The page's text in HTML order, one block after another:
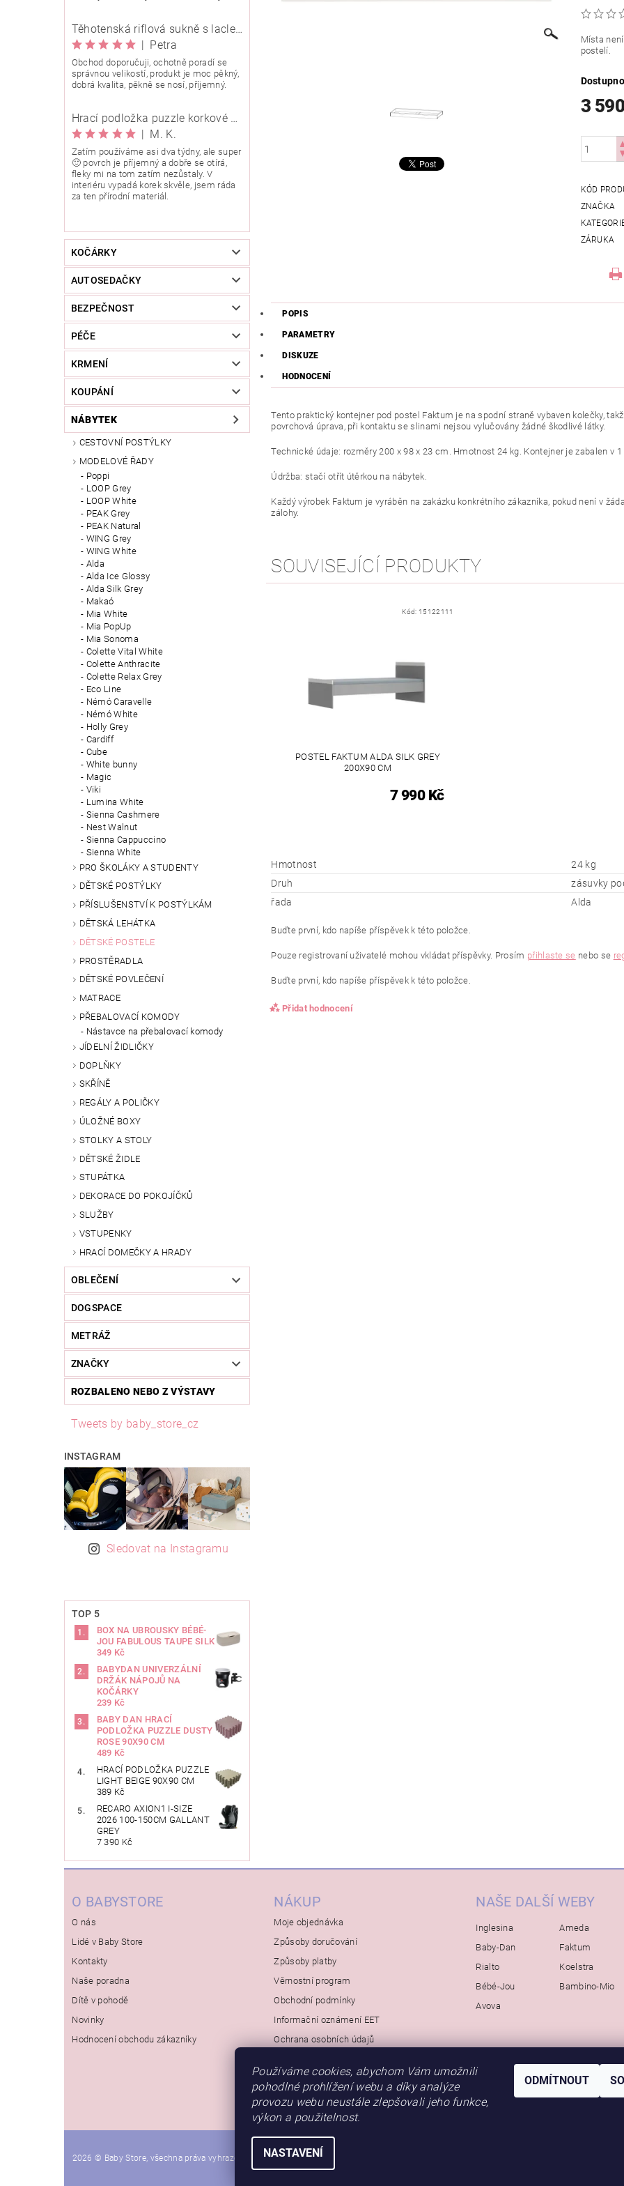
Těhotenská riflová sukně s laclem Rialto Wingles 01753
| Petra
Obchod doporučuji, ochotně poradí se
správnou velikostí, produkt je moc pěkný,
dobrá kvalita, pěkně se nosí, příjemný.
Hrací podložka puzzle korkové 90x90 cm
| M. K.
Zatím používáme asi dva týdny, ale super
🙂 povrch je příjemný a dobře se otírá,
fleky mi na tom zatím nezůstaly. V
interiéru vypadá korek skvěle, jsem ráda
za ten přírodní materiál.
KOČÁRKY
AUTOSEDAČKY
BEZPEČNOST
PÉČE
KRMENÍ
KOUPÁNÍ
NÁBYTEK
CESTOVNÍ POSTÝLKY
MODELOVÉ ŘADY
Poppi
LOOP Grey
LOOP White
PEAK Grey
PEAK Natural
WING Grey
WING White
Alda
Alda Ice Glossy
Alda Silk Grey
Makaó
Mia White
Mia PopUp
Mia Sonoma
Colette Vital White
Colette Anthracite
Colette Relax Grey
Eco Line
Némó Caravelle
Némó White
Holly Grey
Cardiff
Cube
White bunny
Magic
Viki
Lumina White
Sienna Cashmere
Nest Walnut
Sienna Cappuccino
Sienna White
PRO ŠKOLÁKY A STUDENTY
DĚTSKÉ POSTÝLKY
PŘÍSLUŠENSTVÍ K POSTÝLKÁM
DĚTSKÁ LEHÁTKA
DĚTSKÉ POSTELE
PROSTĚRADLA
DĚTSKÉ POVLEČENÍ
MATRACE
PŘEBALOVACÍ KOMODY
Nástavce na přebalovací komody
JÍDELNÍ ŽIDLIČKY
DOPLŇKY
SKŘÍNĚ
REGÁLY A POLIČKY
ÚLOŽNÉ BOXY
STOLKY A STOLY
DĚTSKÉ ŽIDLE
STUPÁTKA
DEKORACE DO POKOJÍČKŮ
SLUŽBY
VSTUPENKY
HRACÍ DOMEČKY A HRADY
OBLEČENÍ
DOGSPACE
METRÁŽ
ZNAČKY
ROZBALENO NEBO Z VÝSTAVY
Tweets by baby_store_cz
INSTAGRAM
Sledovat na Instagramu
TOP 5
BOX NA UBROUSKY BÉBÉ-
JOU FABULOUS TAUPE SILK
349 Kč
BABYDAN UNIVERZÁLNÍ
DRŽÁK NÁPOJŮ NA
KOČÁRKY
239 Kč
BABY DAN HRACÍ
PODLOŽKA PUZZLE DUSTY
ROSE 90X90 CM
489 Kč
HRACÍ PODLOŽKA PUZZLE
LIGHT BEIGE 90X90 CM
389 Kč
RECARO AXION1 I-SIZE
2026 100-150CM GALLANT
GREY
7 390 Kč
Místa
postelí.
3
KÓD
ZNAČKA
ZÁRUKA
POPIS
PARAMETRY
DISKUZE
HODNOCENÍ
Tento praktický kontejner pod postel Faktum je na spodní straně vybaven kolečky,
povrchová úprava, při kontaktu se slinami nejsou vylučovány žádné škodlivé látky.
Technické údaje: rozměry 200 x 98 x 23 cm. Hmotnost 24 kg. Kontejner je zabalen v
Údržba: stačí otřít útěrkou na nábytek.
Každý výrobek Faktum je vyráběn na zakázku konkrétního zákazníka, pokud není v
zálohy.
SOUVISEJÍCÍ PRODUKTY
Kód: 15122111
POSTEL FAKTUM ALDA SILK GREY
200X90 CM
7 990 Kč
Hmotnost
24 kg
Druh
zásuvky
řada
Alda
Buďte první, kdo napíše příspěvek k této položce.
Pouze registrovaní uživatelé mohou vkládat příspěvky. Prosím přihlaste se nebo se
Buďte první, kdo napíše příspěvek k této položce.
Přidat hodnocení
O BABYSTORE
O nás
Lidé v Baby Store
Kontakty
Naše poradna
Dítě v pohodě
Novinky
Hodnocení obchodu zákazníky
NÁKUP
Moje objednávka
Způsoby doručování
Způsoby platby
Věrnostní program
Obchodní podmínky
Informační oznámení EET
Ochrana osobních údajů
NAŠE DALŠÍ WEBY
Inglesina
Baby-Dan
Rialto
Bébé-Jou
Avova
Ameda
Faktum
Koelstra
Bambino-Mio
2026 © Baby Store, všechna práva vyhrazena
Používáme cookies, abychom Vám umožnili
pohodlné prohlížení webu a díky analýze
provozu webu neustále zlepšovali jeho funkce,
výkon a použitelnost.
NASTAVENÍ
ODMÍTNOUT